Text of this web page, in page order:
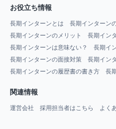
お役立ち情報
長期インターンとは
長期インターン
長期インターンのメリット
長期イン
長期インターンは意味ない？
長期イ
長期インターンの面接対策
長期イン
長期インターンの履歴書の書き方
長
関連情報
運営会社 採用担当者はこちら よく